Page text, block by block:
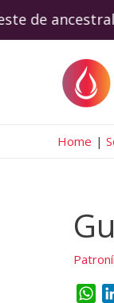
teste de
Home
W